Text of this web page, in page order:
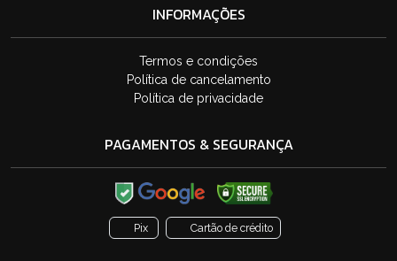
INFORMAÇÕES
Termos e condições
Política de cancelamento
Política de privacidade
PAGAMENTOS & SEGURANÇA
Pix Cartão de crédito